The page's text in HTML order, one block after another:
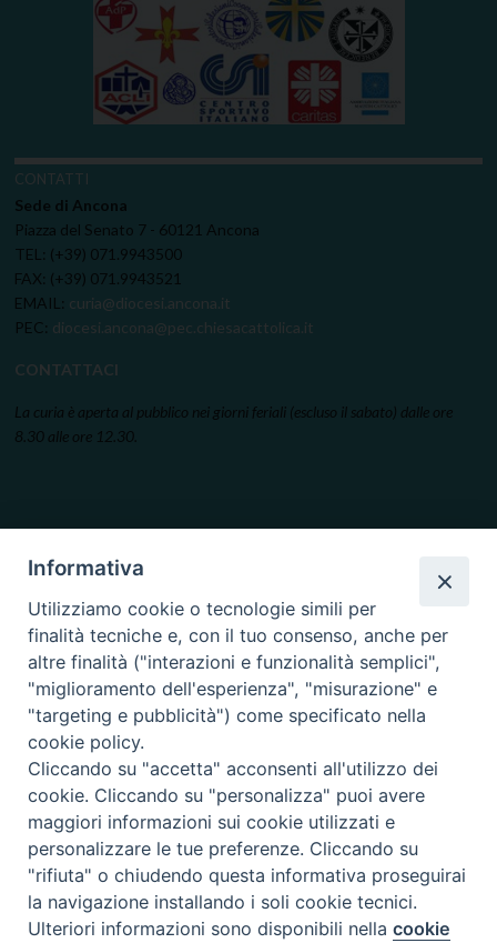
CONTATTI
Sede di Ancona
Piazza del Senato 7 - 60121 Ancona
TEL: (+39) 071.9943500
FAX: (+39) 071.9943521
EMAIL: curia@diocesi.ancona.it
PEC: diocesi.ancona@pec.chiesacattolica.it
CONTATTACI
La curia è aperta al pubblico nei giorni feriali (escluso il sabato) dalle ore
8.30 alle ore 12.30.
Copyright © 2019. Arcidiocesi di Ancona-Osimo.All Rights Reserved.
Preferenze Cookie
Informativa
Utilizziamo cookie o tecnologie simili per
finalità tecniche e, con il tuo consenso, anche per
altre finalità ("interazioni e funzionalità semplici",
"miglioramento dell'esperienza", "misurazione" e
"targeting e pubblicità") come specificato nella
cookie policy.
Cliccando su "accetta" acconsenti all'utilizzo dei
cookie. Cliccando su "personalizza" puoi avere
maggiori informazioni sui cookie utilizzati e
personalizzare le tue preferenze. Cliccando su
"rifiuta" o chiudendo questa informativa proseguirai
la navigazione installando i soli cookie tecnici.
Ulteriori informazioni sono disponibili nellacookie